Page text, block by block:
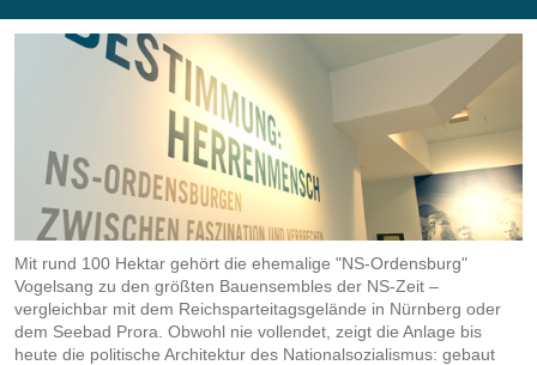
Mit rund 100 Hektar gehört die ehemalige "NS‑Ordensburg"
Vogelsang zu den größten Bauensembles der NS‑Zeit –
vergleichbar mit dem Reichsparteitagsgelände in Nürnberg oder
dem Seebad Prora. Obwohl nie vollendet, zeigt die Anlage bis
heute die politische Architektur des Nationalsozialismus: gebaut